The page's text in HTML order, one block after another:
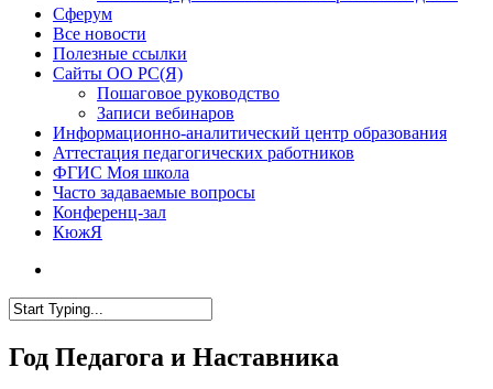
Сферум
Все новости
Полезные ссылки
Сайты ОО РС(Я)
Пошаговое руководство
Записи вебинаров
Информационно-аналитический центр образования
Аттестация педагогических работников
ФГИС Моя школа
Часто задаваемые вопросы
Конференц-зал
КюжЯ
Год Педагога и Наставника